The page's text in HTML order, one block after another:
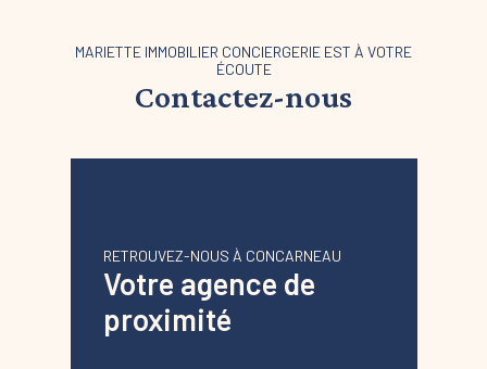
Contactez-nous
MARIETTE IMMOBILIER CONCIERGERIE EST À VOTRE
ÉCOUTE
Votre agence de
proximité
RETROUVEZ-NOUS À CONCARNEAU